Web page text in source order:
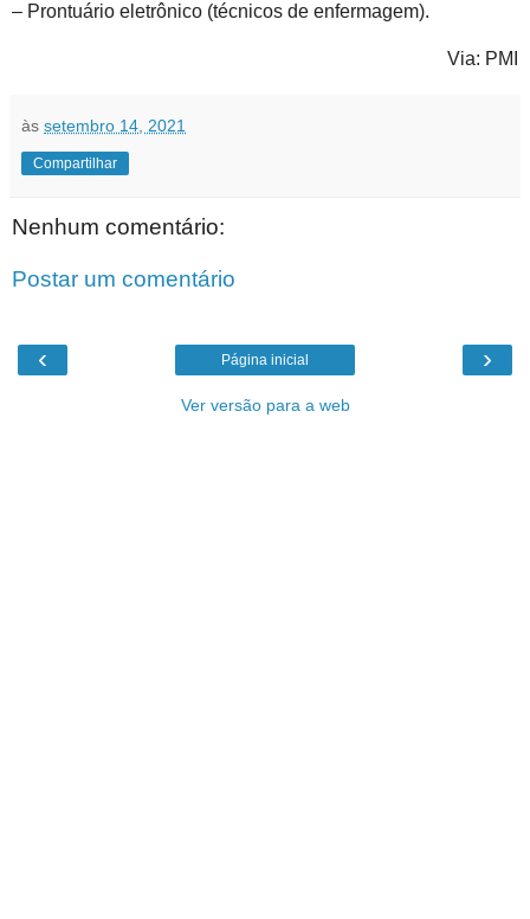
– Prontuário eletrônico (técnicos de enfermagem).
Via: PMI
às setembro 14, 2021
Compartilhar
Nenhum comentário:
Postar um comentário
‹ ›
Página inicial
Ver versão para a web